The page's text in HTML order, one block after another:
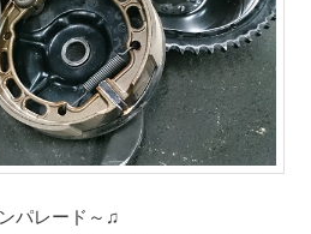
パレード～♫